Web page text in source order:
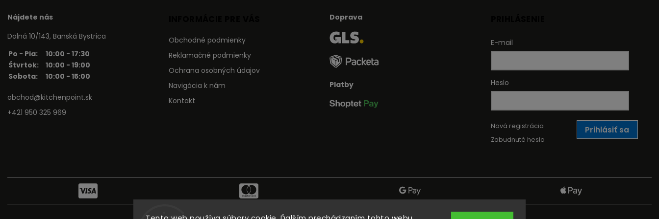
Nájdete nás
Dolná 10/143, Banská Bystrica
Po - Pia:
10:00 - 17:30
Štvrtok:
10:00 - 19:00
Sobota:
10:00 - 15:00
obchod@kitchenpoint.sk
+421 950 325 969
Obchodné podmienky
Reklamačné podmienky
Ochrana osobných údajov
Navigácia k nám
Kontakt
Doprava
Platby
E-mail
Heslo
Prihlásiť sa
Nová registrácia
Zabudnuté heslo